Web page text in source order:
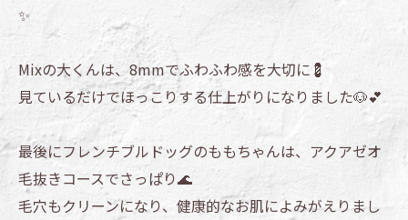
✨
Mixの大くんは、8mmでふわふわ感を大切に💈
見ているだけでほっこりする仕上がりになりました🐶💕
最後にフレンチブルドッグのももちゃんは、アクアゼオ
毛抜きコースでさっぱり🌊
毛穴もクリーンになり、健康的なお肌によみがえりまし